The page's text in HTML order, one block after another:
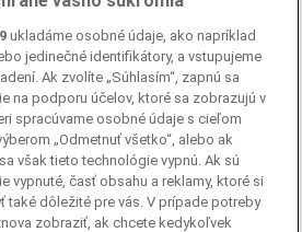
ukladáme osobné údaje, ako napríklad
jedinečné identifikátory, a vstupujeme
Ak zvolíte „Súhlasím“, zapnú sa
na podporu účelov, ktoré sa zobrazujú v
spracúvame osobné údaje s cieľom
„Odmetnuť všetko“, alebo ak
však tieto technológie vypnú. Ak sú
vypnuté, časť obsahu a reklamy, ktoré si
také dôležité pre vás. V prípade potreby
zobraziť, ak chcete kedykoľvek